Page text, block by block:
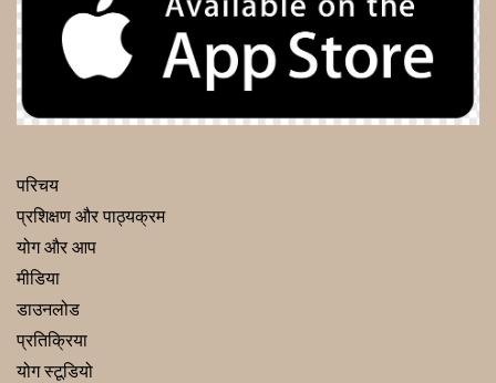
परिचय
प्रशिक्षण और पाठ्यक्रम
योग और आप
मीडिया
डाउनलोड
प्रतिक्रिया
योग स्टूडियो